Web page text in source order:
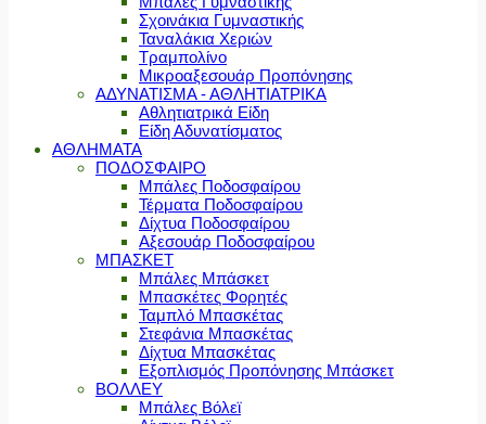
Σχοινάκια Γυμναστικής
Ταναλάκια Χεριών
Τραμπολίνο
Μικροαξεσουάρ Προπόνησης
ΑΔΥΝΑΤΙΣΜΑ - ΑΘΛΗΤΙΑΤΡΙΚΑ
Αθλητιατρικά Είδη
Είδη Αδυνατίσματος
ΑΘΛΗΜΑΤΑ
ΠΟΔΟΣΦΑΙΡΟ
Μπάλες Ποδοσφαίρου
Τέρματα Ποδοσφαίρου
Δίχτυα Ποδοσφαίρου
Αξεσουάρ Ποδοσφαίρου
ΜΠΑΣΚΕΤ
Μπάλες Μπάσκετ
Μπασκέτες Φορητές
Ταμπλό Μπασκέτας
Στεφάνια Μπασκέτας
Δίχτυα Μπασκέτας
Εξοπλισμός Προπόνησης Μπάσκετ
ΒΟΛΛΕΥ
Μπάλες Βόλεϊ